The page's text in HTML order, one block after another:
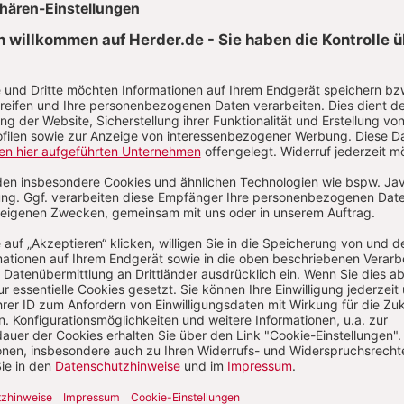
AKTUELLE HEFTE
2026
: 2026
31/2026
:
2. August 2026
30/
26. Juli